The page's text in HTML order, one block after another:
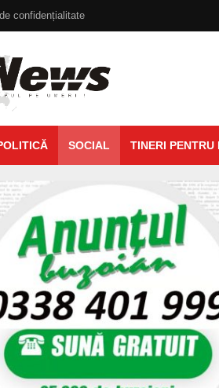
confidențialitate
SOCIAL TINERI PENTRU